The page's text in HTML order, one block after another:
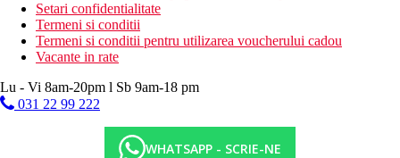
Setari confidentialitate
Termeni si conditii
Termeni si conditii pentru utilizarea voucherului cadou
Vacante in rate
Lu - Vi 8am-20pm l Sb 9am-18 pm
031 22 99 222
WHATSAPP - SCRIE-NE